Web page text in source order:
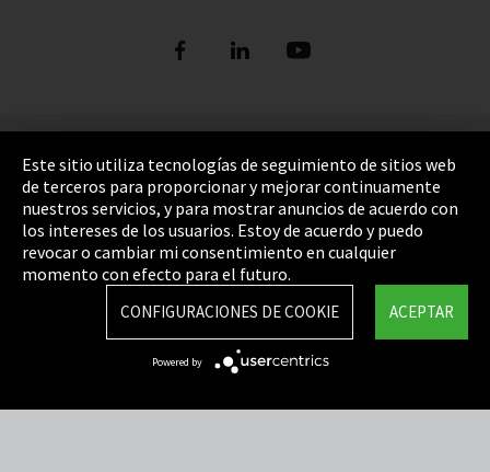
Pie de imprenta
Política de privacidad
Cookie Settings
Términos y Condiciones
Mapa del sitio
Integrity Line
Este sitio utiliza tecnologías de seguimiento de sitios web
de terceros para proporcionar y mejorar continuamente
nuestros servicios, y para mostrar anuncios de acuerdo con
los intereses de los usuarios. Estoy de acuerdo y puedo
revocar o cambiar mi consentimiento en cualquier
momento con efecto para el futuro.
ACEPTAR
CONFIGURACIONES DE COOKIE
Powered by